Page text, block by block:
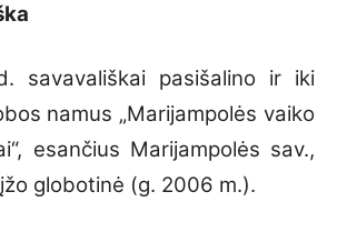
savavališkai pasišalino ir iki
namus „Marijampolės vaiko
esančius Marijampolės sav.,
globotinė (g. 2006 m.).